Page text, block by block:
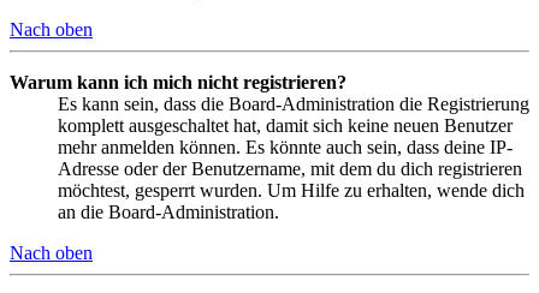
Nach oben
Warum kann ich mich nicht registrieren?
Es kann sein, dass die Board-Administration die Registrierung
komplett ausgeschaltet hat, damit sich keine neuen Benutzer
mehr anmelden können. Es könnte auch sein, dass deine IP-
Adresse oder der Benutzername, mit dem du dich registrieren
möchtest, gesperrt wurden. Um Hilfe zu erhalten, wende dich
an die Board-Administration.
Nach oben